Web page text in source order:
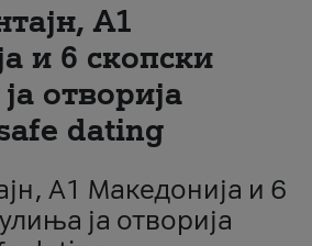
A1
и 6 скопски
отворија
dating
A1 Македонија и 6
ја отворија